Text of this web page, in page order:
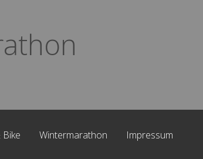
Bike Wintermarathon Impressum